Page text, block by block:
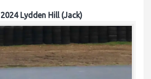
2024 Lydden Hill (Jack)